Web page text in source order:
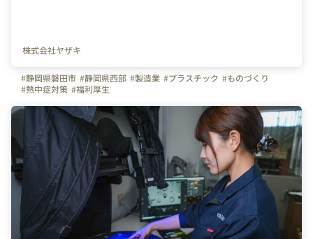
株式会社ヤザキ
#静岡県磐田市 #静岡県西部 #製造業 #プラスチック #ものづくり
#熱中症対策 #福利厚生